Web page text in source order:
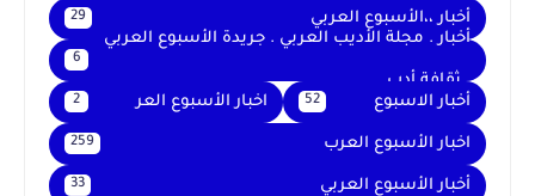
أخبار ،،الأسبوع العربي 29
أخبار . مجلة الأديب العربي . جريدة الأسبوع العربي
. ثقافة أدب
6
أخبار الاسبوع 52 اخبار الأسبوع العر 2
اخبار الأسبوع العرب 259
أخبار الأسبوع العربي 33